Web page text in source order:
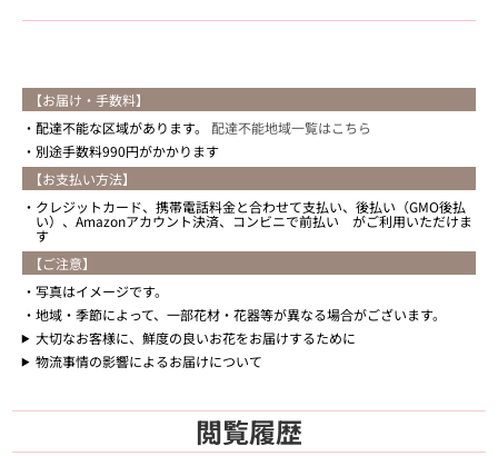
【お届け・手数料】
配達不能な区域があります。 配達不能地域一覧はこちら
別途手数料990円がかかります
【お支払い方法】
クレジットカード、携帯電話料金と合わせて支払い、後払い（GMO後払
い）、Amazonアカウント決済、コンビニで前払い がご利用いただけま
す
【ご注意】
写真はイメージです。
地域・季節によって、一部花材・花器等が異なる場合がございます。
大切なお客様に、鮮度の良いお花をお届けするために
物流事情の影響によるお届けについて
閲覧履歴